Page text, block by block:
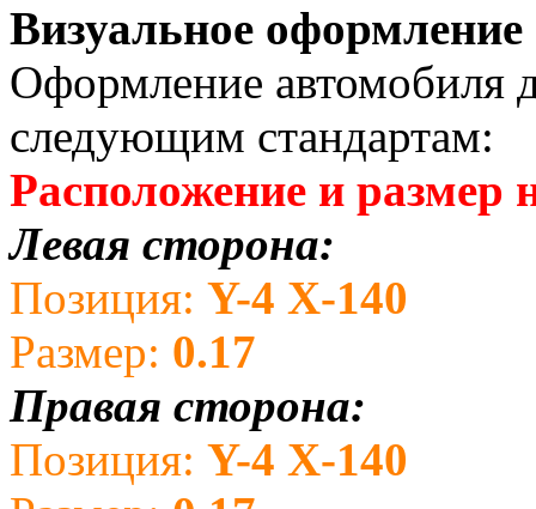
Визуальное
Оформление автомобиля
следующим стандартам:
Расположение и размер
Левая сторона:
Позиция: Y-4 X-140
Размер: 0.17
Правая сторона:
Позиция: Y-4 X-140